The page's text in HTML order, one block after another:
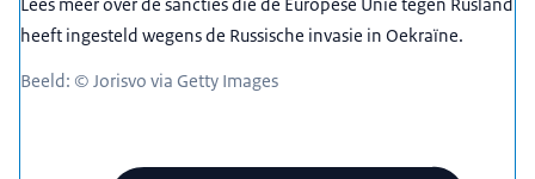
heeft ingesteld wegens de Russische invasie in Oekraïne.
Beeld: © Jorisvo via Getty Images